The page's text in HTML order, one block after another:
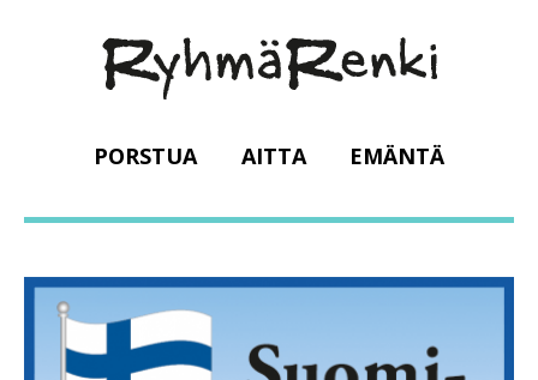
PORSTUA AITTA EMÄNTÄ